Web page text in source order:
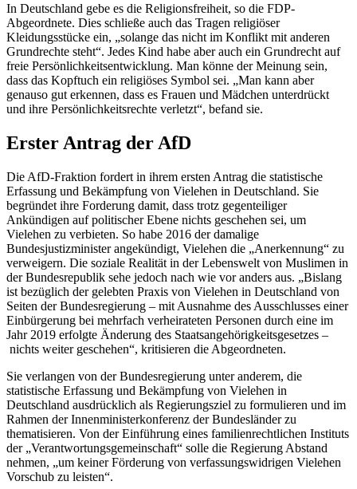
In Deutschland gebe es die Religionsfreiheit, so die FDP-
Abgeordnete. Dies schließe auch das Tragen religiöser
Kleidungsstücke ein, „solange das nicht im Konflikt mit anderen
Grundrechte steht“. Jedes Kind habe aber auch ein Grundrecht auf
freie Persönlichkeitsentwicklung. Man könne der Meinung sein,
dass das Kopftuch ein religiöses Symbol sei. „Man kann aber
genauso gut erkennen, dass es Frauen und Mädchen unterdrückt
und ihre Persönlichkeitsrechte verletzt“, befand sie.
Erster Antrag der AfD
Die AfD-Fraktion fordert in ihrem ersten Antrag die statistische
Erfassung und Bekämpfung von Vielehen in Deutschland. Sie
begründet ihre Forderung damit, dass trotz gegenteiliger
Ankündigen auf politischer Ebene nichts geschehen sei, um
Vielehen zu verbieten. So habe 2016 der damalige
Bundesjustizminister angekündigt, Vielehen die „Anerkennung“ zu
verweigern. Die soziale Realität in der Lebenswelt von Muslimen in
der Bundesrepublik sehe jedoch nach wie vor anders aus. „Bislang
ist bezüglich der gelebten Praxis von Vielehen in Deutschland von
Seiten der Bundesregierung – mit Ausnahme des Ausschlusses einer
Einbürgerung bei mehrfach verheirateten Personen durch eine im
Jahr 2019 erfolgte Änderung des Staatsangehörigkeitsgesetzes –
nichts weiter geschehen“, kritisieren die Abgeordneten.
Sie verlangen von der Bundesregierung unter anderem, die
statistische Erfassung und Bekämpfung von Vielehen in
Deutschland ausdrücklich als Regierungsziel zu formulieren und im
Rahmen der Innenministerkonferenz der Bundesländer zu
thematisieren. Von der Einführung eines familienrechtlichen Instituts
der „Verantwortungsgemeinschaft“ solle die Regierung Abstand
nehmen, „um keiner Förderung von verfassungswidrigen Vielehen
Vorschub zu leisten“.